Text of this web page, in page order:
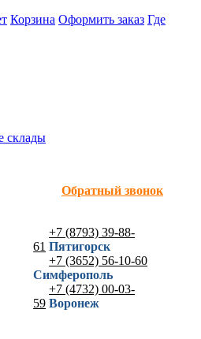
Корзина Оформить заказ Где
склады
Обратный звонок
+7 (8793) 39-88-
61 Пятигорск
+7 (3652) 56-10-60
Симферополь
+7 (4732) 00-03-
59 Воронеж